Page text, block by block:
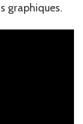
graphiques.‎